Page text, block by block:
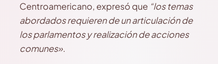
Centroamericano, expresó que “los temas
abordados requieren de un articulación de
los parlamentos y realización de acciones
comunes».